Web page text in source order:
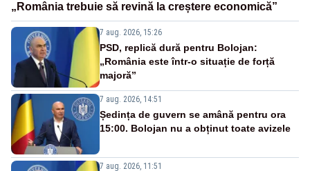
„România trebuie să revină la creștere economică”
7 aug. 2026, 15:26
PSD, replică dură pentru Bolojan:
„România este într-o situație de forță
majoră”
7 aug. 2026, 14:51
Ședința de guvern se amână pentru ora
15:00. Bolojan nu a obținut toate avizele
7 aug. 2026, 11:51